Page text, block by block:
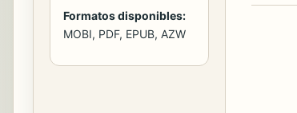
Formatos disponibles:
MOBI, PDF, EPUB, AZW